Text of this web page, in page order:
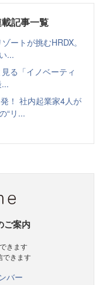
記事一覧
ートが挑むHRDX。
...
る「イノベーティ
！ 社内起業家4人が
“リ...
ご案内
きます
できます
バー